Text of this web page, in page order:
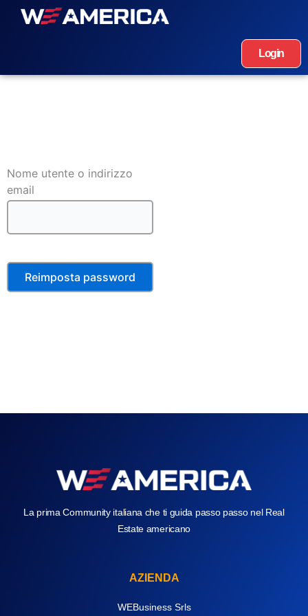
Login
Nome utente o indirizzo
email
La prima Community italiana che ti guida passo passo nel Real
Estate americano
AZIENDA
WEBusiness Srls